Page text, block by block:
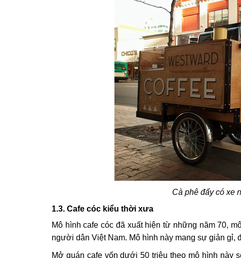
Cà phê đẩy có xe
1.3. Cafe cóc kiểu thời xưa
Mô hình cafe cóc đã xuất hiện từ những năm 70,
người dân Việt Nam. Mô hình này mang sự giản
Mở quán cafe vốn dưới 50 triệu theo mô hình này